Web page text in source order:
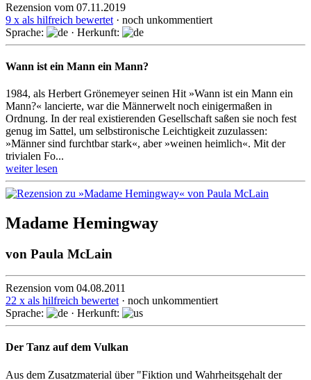
Rezension vom 07.11.2019
9 x als hilfreich bewertet · noch unkommentiert
Sprache:
· Herkunft:
Wann ist ein Mann ein Mann?
1984, als Herbert Grönemeyer seinen Hit »Wann ist ein Mann ein
Mann?« lancierte, war die Männerwelt noch einiger­maßen in
Ordnung. In der real exis­tieren­den Gesell­schaft saßen sie noch fest
genug im Sattel, um selbst­ironi­sche Leichtig­keit zuzulassen:
»Männer sind furchtbar stark«, aber »weinen heimlich«. Mit der
trivialen Fo...
weiter lesen
Madame Hemingway
von Paula McLain
Rezension vom 04.08.2011
22 x als hilfreich bewertet · noch unkommentiert
Sprache:
· Herkunft:
Der Tanz auf dem Vulkan
Aus dem Zusatzmaterial über "Fiktion und Wahrheitsgehalt der